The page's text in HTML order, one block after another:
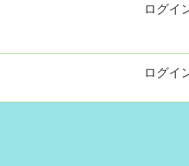
ログイ
ログイ